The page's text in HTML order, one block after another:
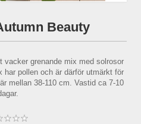
Beauty
vacker grenande mix med solrosor
har pollen och är därför utmärkt för
mellan 38-110 cm. Vastid ca 7-10